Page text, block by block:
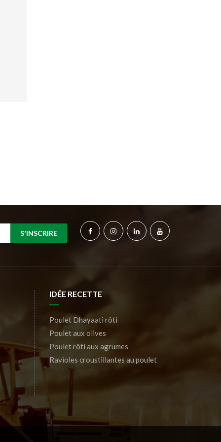
S'INSCRIRE
IDÉE RECETTE
Poulet Dhayaati rôti
Poulet aux olives
Poulet rôti aux agrumes
Ravioles croustillantes au poulet